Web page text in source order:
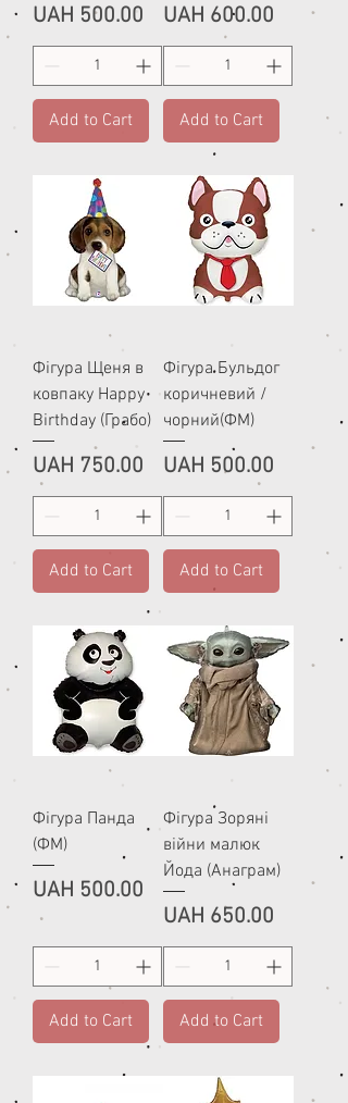
Price
UAH 500.00
Add to Cart
Price
UAH 600.00
Add to Cart
Фігура Щеня в
ковпаку Happy
Birthday (Грабо)
Price
UAH 750.00
Add to Cart
Фігура Бульдог
коричневий /
чорний(ФМ)
Price
UAH 500.00
Add to Cart
Фігура Панда
(ФМ)
Price
UAH 500.00
Add to Cart
Фігура Зоряні
війни малюк
Йода (Анаграм)
Price
UAH 650.00
Add to Cart